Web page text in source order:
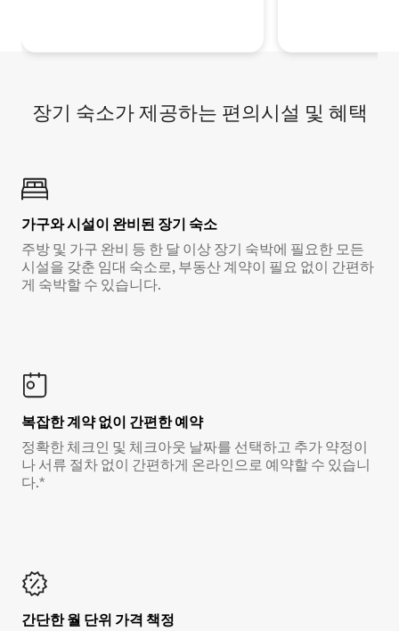
장기 숙소가 제공하는 편의시설 및 혜택
가구와 시설이 완비된 장기 숙소
주방 및 가구 완비 등 한 달 이상 장기 숙박에 필요한 모든
시설을 갖춘 임대 숙소로, 부동산 계약이 필요 없이 간편하
게 숙박할 수 있습니다.
복잡한 계약 없이 간편한 예약
정확한 체크인 및 체크아웃 날짜를 선택하고 추가 약정이
나 서류 절차 없이 간편하게 온라인으로 예약할 수 있습니
다.*
간단한 월 단위 가격 책정